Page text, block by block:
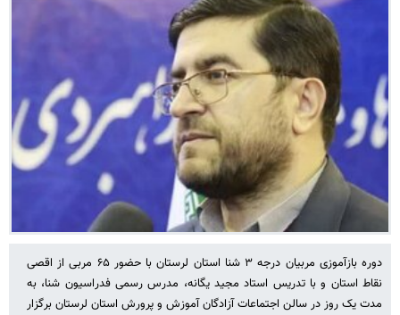
دوره بازآموزی مربیان درجه ۳ شنا استان لرستان با حضور ۶۵ مربی از اقصی
نقاط استان و با تدریس استاد مجید یگانه، مدرس رسمی فدراسیون شنا، به
مدت یک روز در سالن اجتماعات آزادگان آموزش و پرورش استان لرستان برگزار